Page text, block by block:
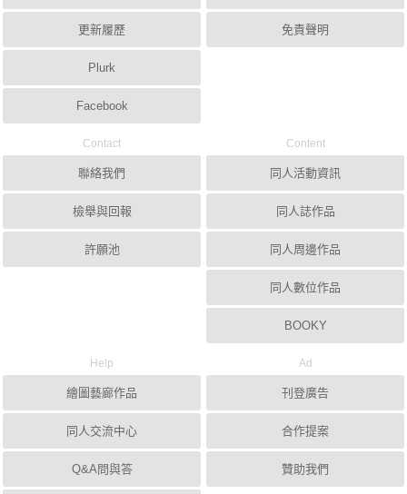
更新履歷
Plurk
Facebook
免責聲明
Contact
聯絡我們
檢舉與回報
許願池
Content
同人活動資訊
同人誌作品
同人周邊作品
同人數位作品
BOOKY
Help
繪圖藝廊作品
同人交流中心
Q&A問與答
Ad
刊登廣告
合作提案
贊助我們